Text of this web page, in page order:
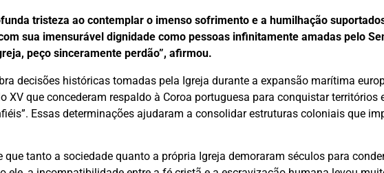
tristeza ao contemplar o imenso sofrimento e a humilhação
sua imensurável dignidade como pessoas infinitamente amadas pelo
peço sinceramente perdão”, afirmou.
decisões históricas tomadas pela Igreja durante a expansão marítima
XV que concederam respaldo à Coroa portuguesa para conquistar territórios
Essas determinações ajudaram a consolidar estruturas coloniais que
que tanto a sociedade quanto a própria Igreja demoraram séculos para